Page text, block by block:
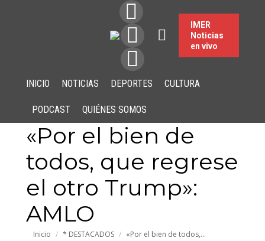
IMER
Noticias
en vivo
INICIO NOTICIAS DEPORTES CULTURA
PODCAST QUIÉNES SOMOS
«Por el bien de
todos, que regrese
el otro Trump»:
AMLO
Estás aquí:
Inicio * DESTACADOS «Por el bien de todos,…